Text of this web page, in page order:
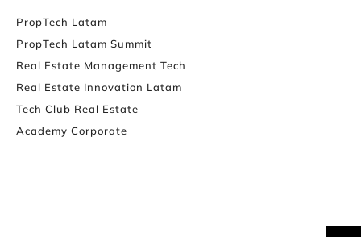
PropTech Latam
PropTech Latam Summit
Real Estate Management Tech
Real Estate Innovation Latam
Tech Club Real Estate
Academy Corporate